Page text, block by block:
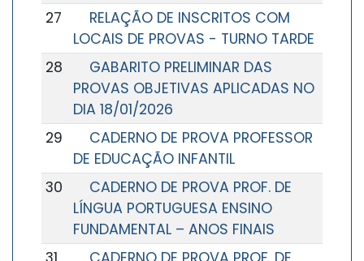
27
RELAÇÃO DE INSCRITOS COM
LOCAIS DE PROVAS - TURNO TARDE
28
GABARITO PRELIMINAR DAS
PROVAS OBJETIVAS APLICADAS NO
DIA 18/01/2026
29
CADERNO DE PROVA PROFESSOR
DE EDUCAÇÃO INFANTIL
30
CADERNO DE PROVA PROF. DE
LÍNGUA PORTUGUESA ENSINO
FUNDAMENTAL – ANOS FINAIS